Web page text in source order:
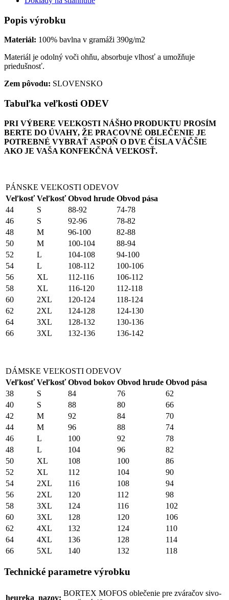
Popis výrobku
Materiál: 100% bavlna v gramáži 390g/m2
Materiál je odolný voči ohňu, absorbuje vlhosť a umožňuje
priedušnosť.
Zem pôvodu: SLOVENSKO
Tabuľka veľkosti ODEV
PRI VÝBERE VEĽKOSTI NÁŠHO PRODUKTU PROSÍM
BERTE DO ÚVAHY, ŽE PRACOVNÉ OBLEČENIE JE
POTREBNÉ VYBRAŤ ASPOŇ O DVE ČÍSLA VÄČŠIE
AKO JE VAŠA KONFEKČNÁ VEĽKOSŤ.
PÁNSKE VEĽKOSTI ODEVOV
Veľkosť Veľkosť Obvod hrude Obvod pása
44
S 88-92
74-78
46
S 92-96
78-82
48
M 96-100
82-88
50
M 100-104
88-94
52
L 104-108
94-100
54
L 108-112
100-106
56
XL 112-116
106-112
58
XL 116-120
112-118
60
2XL 120-124
118-124
62
2XL 124-128
124-130
64
3XL 128-132
130-136
66
3XL 132-136 136-142
DÁMSKE VEĽKOSTI ODEVOV
Veľkosť Veľkosť Obvod bokov Obvod hrude Obvod pása
38
S 84 76
62
40
S 88 80
66
42
M 92 84
70
44
M 96 88
74
46
L 100 92
78
48
L 104 96
82
50
XL 108 100
86
52
XL 112 104
90
54
2XL 116 108
94
56
2XL 120 112
98
58
3XL 124 116
102
60
3XL 128 120
106
62
4XL 132 124
110
64
4XL 136 128
114
66
5XL 140 132 118
Technické parametre výrobku
heureka_nazov:
BORTEX MOFOS oblečenie pre zváračov sivo-